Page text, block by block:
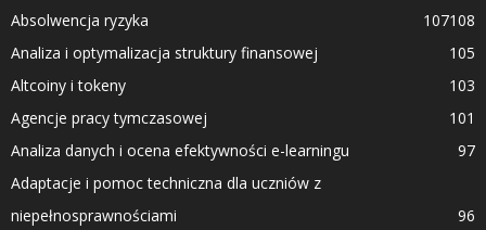
108
Absolwencja ryzyka
107
Analiza i optymalizacja struktury finansowej
105
Altcoiny i tokeny
103
Agencje pracy tymczasowej
101
Analiza danych i ocena efektywności e-learningu
97
Adaptacje i pomoc techniczna dla uczniów z
niepełnosprawnościami
96